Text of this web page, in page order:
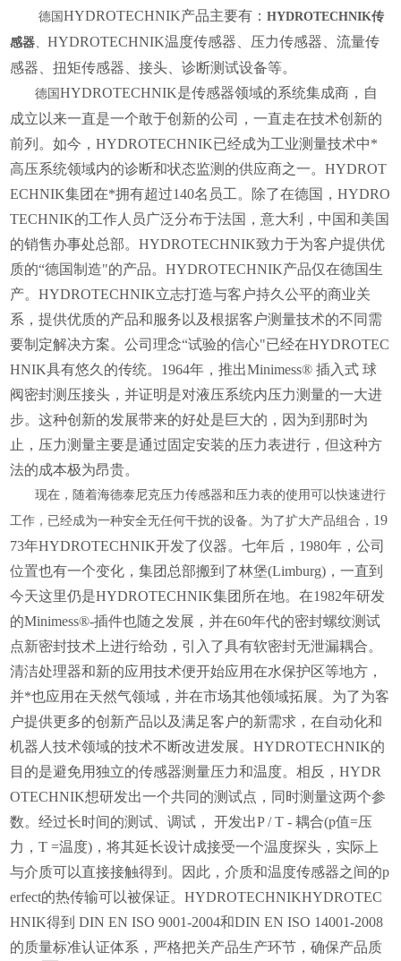
德国HYDROTECHNIK产品主要有：HYDROTECHNIK传
感器、HYDROTECHNIK温度传感器、压力传感器、流量传
感器、扭矩传感器、接头、诊断测试设备等。
德国HYDROTECHNIK是传感器领域的系统集成商，自
成立以来一直是一个敢于创新的公司，一直走在技术创新的
前列。如今，HYDROTECHNIK已经成为工业测量技术中*
高压系统领域内的诊断和状态监测的供应商之一。HYDROT
ECHNIK集团在*拥有超过140名员工。除了在德国，HYDRO
TECHNIK的工作人员广泛分布于法国，意大利，中国和美国
的销售办事处总部。HYDROTECHNIK致力于为客户提供优
质的“德国制造"的产品。HYDROTECHNIK产品仅在德国生
产。HYDROTECHNIK立志打造与客户持久公平的商业关
系，提供优质的产品和服务以及根据客户测量技术的不同需
要制定解决方案。公司理念“试验的信心"已经在HYDROTEC
HNIK具有悠久的传统。1964年，推出Minimess® 插入式 球
阀密封测压接头，并证明是对液压系统内压力测量的一大进
步。这种创新的发展带来的好处是巨大的，因为到那时为
止，压力测量主要是通过固定安装的压力表进行，但这种方
法的成本极为昂贵。
现在，随着海德泰尼克压力传感器和压力表的使用可以快速进行
工作，已经成为一种安全无任何干扰的设备。为了扩大产品组合， 19
73年HYDROTECHNIK开发了仪器。七年后，1980年，公司
位置也有一个变化，集团总部搬到了林堡(Limburg)，一直到
今天这里仍是HYDROTECHNIK集团所在地。在1982年研发
的Minimess®-插件也随之发展，并在60年代的密封螺纹测试
点新密封技术上进行给劲，引入了具有软密封无泄漏耦合。
清洁处理器和新的应用技术便开始应用在水保护区等地方，
并*也应用在天然气领域，并在市场其他领域拓展。为了为客
户提供更多的创新产品以及满足客户的新需求，在自动化和
机器人技术领域的技术不断改进发展。HYDROTECHNIK的
目的是避免用独立的传感器测量压力和温度。相反，HYDR
OTECHNIK想研发出一个共同的测试点，同时测量这两个参
数。经过长时间的测试、调试， 开发出P / T - 耦合(p值=压
力，T =温度)，将其延长设计成接受一个温度探头，实际上
与介质可以直接接触得到。因此，介质和温度传感器之间的p
erfect的热传输可以被保证。HYDROTECHNIKHYDROTEC
HNIK得到 DIN EN ISO 9001-2004和DIN EN ISO 14001-2008
的质量标准认证体系，严格把关产品生产环节，确保产品质